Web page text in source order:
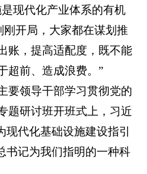
现代化产业体系的有机
刚开局，大家都在谋划推
账，提高适配度，既不能
超前、造成浪费。”
要领导干部学习贯彻党的
题研讨班开班式上，习近
现代化基础设施建设指引
书记为我们指明的一种科